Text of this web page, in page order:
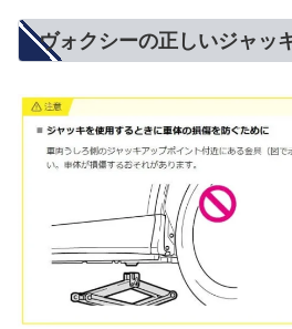
ヴォクシーの正しいジャッ